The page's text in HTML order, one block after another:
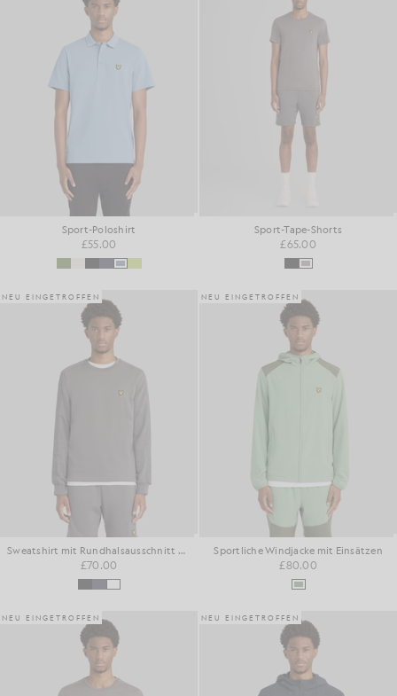
Sport-Poloshirt
£55.00
Sport-Tape-Shorts
£65.00
NEU EINGETROFFEN
Sweatshirt mit Rundhalsausschnitt und Sportband-Motiv
£70.00
NEU EINGETROFFEN
Sportliche Windjacke mit Einsätzen
£80.00
NEU EINGETROFFEN NEU EINGETROFFEN